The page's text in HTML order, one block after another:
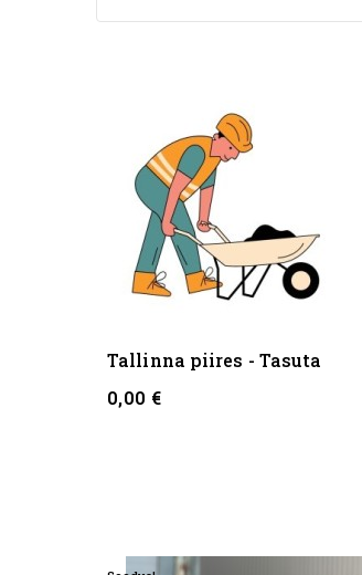
Tallinna piires - Tasuta
0,00 €